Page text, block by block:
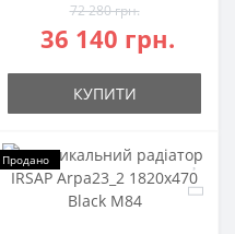
72 280 грн.
36 140 грн.
КУПИТИ
Продано